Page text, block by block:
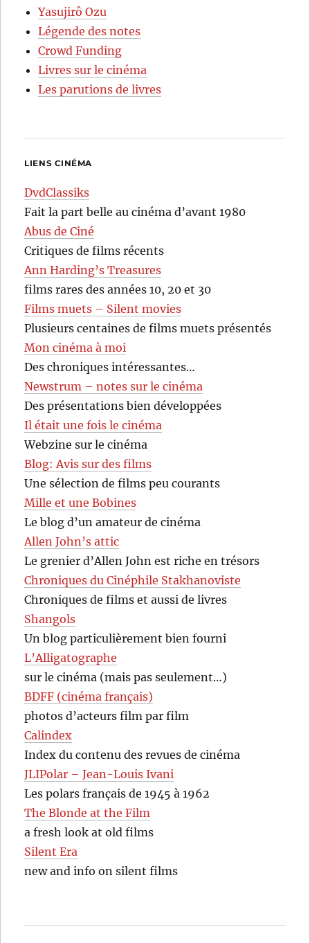
Yasujirô Ozu
Légende des notes
Crowd Funding
Livres sur le cinéma
Les parutions de livres
LIENS CINÉMA
DvdClassiks
Fait la part belle au cinéma d’avant 1980
Abus de Ciné
Critiques de films récents
Ann Harding’s Treasures
films rares des années 10, 20 et 30
Films muets – Silent movies
Plusieurs centaines de films muets présentés
Mon cinéma à moi
Des chroniques intéressantes…
Newstrum – notes sur le cinéma
Des présentations bien développées
Il était une fois le cinéma
Webzine sur le cinéma
Blog: Avis sur des films
Une sélection de films peu courants
Mille et une Bobines
Le blog d’un amateur de cinéma
Allen John’s attic
Le grenier d’Allen John est riche en trésors
Chroniques du Cinéphile Stakhanoviste
Chroniques de films et aussi de livres
Shangols
Un blog particulièrement bien fourni
L’Alligatographe
sur le cinéma (mais pas seulement…)
BDFF (cinéma français)
photos d’acteurs film par film
Calindex
Index du contenu des revues de cinéma
JLIPolar – Jean-Louis Ivani
Les polars français de 1945 à 1962
The Blonde at the Film
a fresh look at old films
Silent Era
new and info on silent films